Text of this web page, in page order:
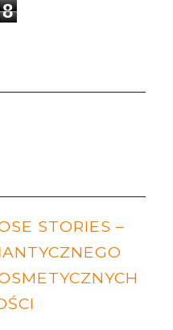
8
STORIES –